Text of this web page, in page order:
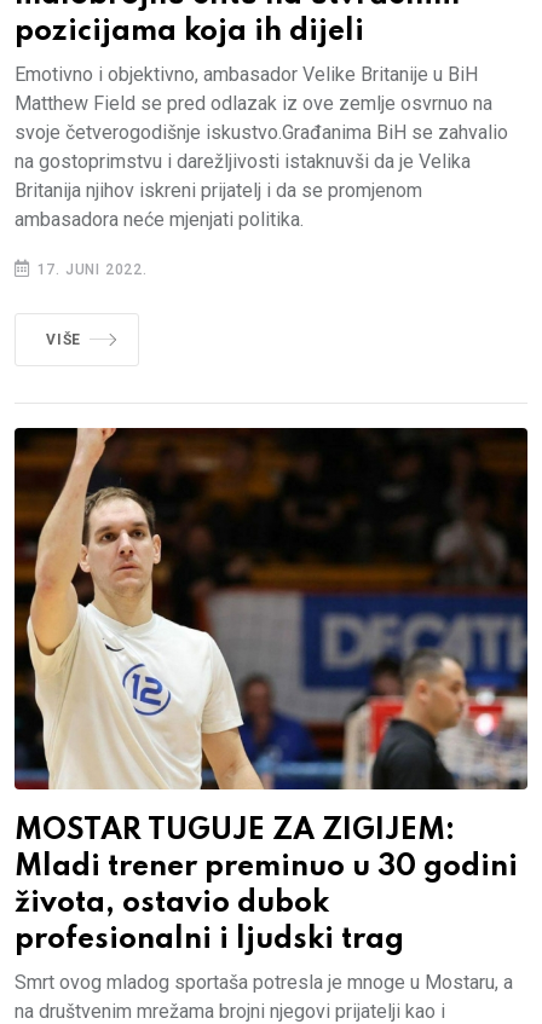
pozicijama koja ih dijeli
Emotivno i objektivno, ambasador Velike Britanije u BiH
Matthew Field se pred odlazak iz ove zemlje osvrnuo na
svoje četverogodišnje iskustvo.Građanima BiH se zahvalio
na gostoprimstvu i darežljivosti istaknuvši da je Velika
Britanija njihov iskreni prijatelj i da se promjenom
ambasadora neće mjenjati politika.
17. JUNI 2022.
VIŠE
MOSTAR TUGUJE ZA ZIGIJEM:
Mladi trener preminuo u 30 godini
života, ostavio dubok
profesionalni i ljudski trag
Smrt ovog mladog sportaša potresla je mnoge u Mostaru, a
na društvenim mrežama brojni njegovi prijatelji kao i